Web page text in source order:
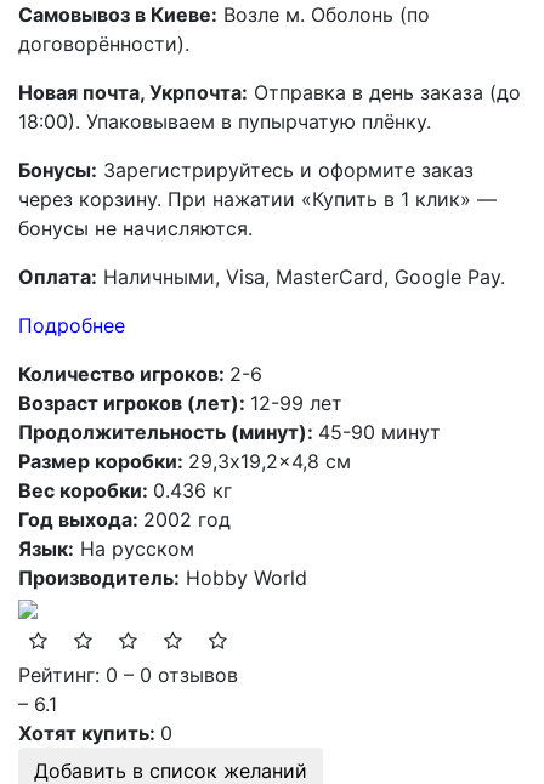
Самовывоз в Киеве: Возле м. Оболонь (по
договорённости).
Новая почта, Укрпочта: Отправка в день заказа (до
18:00). Упаковываем в пупырчатую плёнку.
Бонусы: Зарегистрируйтесь и оформите заказ
через корзину. При нажатии «Купить в 1 клик» —
бонусы не начисляются.
Оплата: Наличными, Visa, MasterCard, Google Pay.
Подробнее
Количество игроков: 2-6
Возраст игроков (лет): 12-99 лет
Продолжительность (минут): 45-90 минут
Размер коробки: 29,3x19,2x4,8 см
Вес коробки: 0.436 кг
Год выхода: 2002 год
Язык: На русском
Производитель: Hobby World
Рейтинг: 0 – 0 отзывов
– 6.1
Хотят купить: 0
Добавить в список желаний